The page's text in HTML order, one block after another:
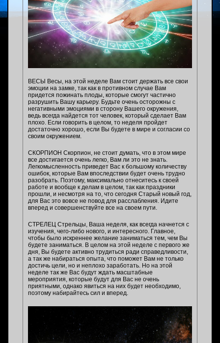
ВЕСЫ Весы, на этой неделе Вам стоит держать все свои
эмоции на замке, так как в противном случае Вам
придется пожинать плоды, которые смогут частично
разрушить Вашу карьеру. Будьте очень осторожны с
негативными эмоциями в сторону Вашего окружения,
ведь всегда найдется тот человек, который сделает Вам
плохо. Если говорить в целом, то неделя пройдет
достаточно хорошо, если Вы будете в мире и согласии со
своим окружением.
СКОРПИОН Скорпион, не стоит думать, что в этом мире
все достигается очень легко, Вам ли это не знать.
Легкомысленность приведет Вас к большому количеству
ошибок, которые Вам впоследствии будет очень трудно
разобрать. Поэтому, максимально отнеситесь к своей
работе и вообще к делам в целом, так как праздники
прошли, и несмотря на то, что сегодня Старый новый год,
для Вас это вовсе не повод для расслабления. Идите
вперед и совершенствуйте все на своем пути.
СТРЕЛЕЦ Стрельцы, Ваша неделя, как всегда начнется с
изучения, чего-либо нового, и интересного. Главное,
чтобы было искреннее желание заниматься тем, чем Вы
будете заниматься. В целом на этой неделе с первого же
дня, Вы будете активно трудиться ради справедливости,
а так же набираться опыта, что поможет Вам не только
достичь цели, но и неплохо заработать. Но на этой
неделе так же Вас будут ждать масштабные
мероприятия, которые будут для Вас не очень
приятными, однако явиться на них будет необходимо,
поэтому набирайтесь сил и вперед.